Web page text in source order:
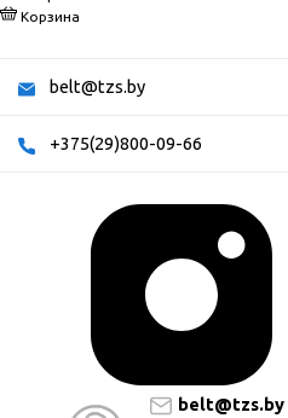
Корзина
belt@tzs.by
+375(29)800-09-66
belt@tzs.by